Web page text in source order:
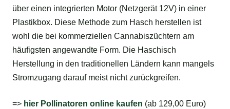
über einen integrierten Motor (Netzgerät 12V) in einer
Plastikbox. Diese Methode zum Hasch herstellen ist
wohl die bei kommerziellen Cannabiszüchtern am
häufigsten angewandte Form. Die Haschisch
Herstellung in den traditionellen Ländern kann mangels
Stromzugang darauf meist nicht zurückgreifen.
=> hier Pollinatoren online kaufen (ab 129,00 Euro)